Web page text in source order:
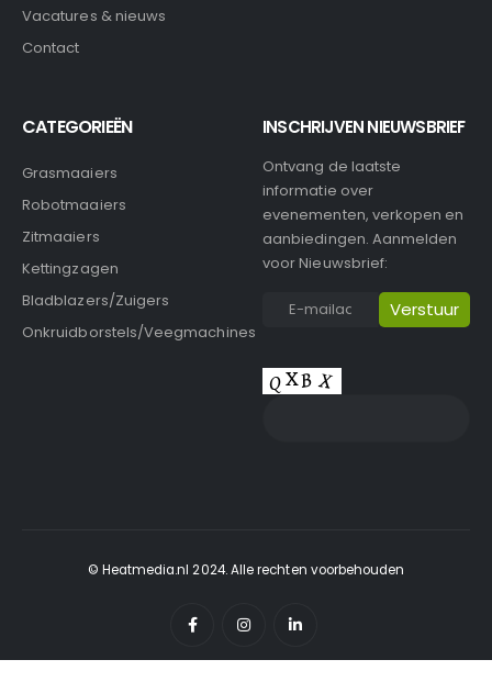
Vacatures & nieuws
Contact
CATEGORIEËN
Grasmaaiers
Robotmaaiers
Zitmaaiers
Kettingzagen
Bladblazers/Zuigers
Onkruidborstels/Veegmachines
INSCHRIJVEN NIEUWSBRIEF
Ontvang de laatste
informatie over
evenementen, verkopen en
aanbiedingen. Aanmelden
voor Nieuwsbrief:
© Heatmedia.nl 2024. Alle rechten voorbehouden